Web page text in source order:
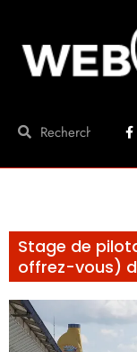
Stage de
offrez-vous)